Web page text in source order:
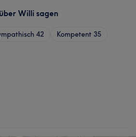
Willi sagen
42 Kompetent 35